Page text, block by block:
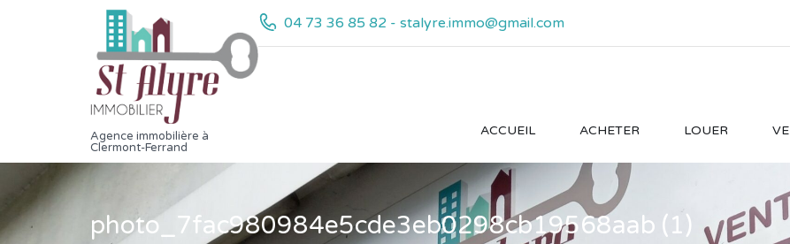
Agence immobilière à
Clermont-Ferrand
04 73 36 85 82 - stalyre.immo@gmail.com
ACCUEIL ACHETER LOUER
photo_7fac980984e5cde3eb0298cb19568aab (1)